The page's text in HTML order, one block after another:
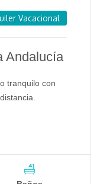
Vacacional
Andalucía
tranquilo con